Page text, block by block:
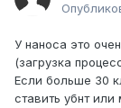
У наноса это
(загрузка
Если больше 30
ставить убнт или